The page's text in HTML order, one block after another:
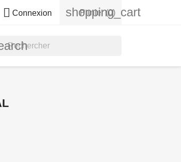
 Connexion shopping_cart
Panier (0)